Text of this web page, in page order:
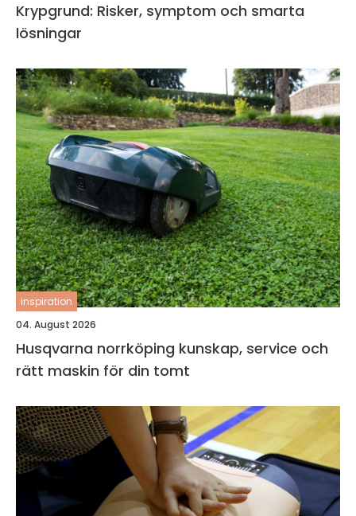
Krypgrund: Risker, symptom och smarta
lösningar
inspiration
04. August 2026
Husqvarna norrköping kunskap, service och
rätt maskin för din tomt